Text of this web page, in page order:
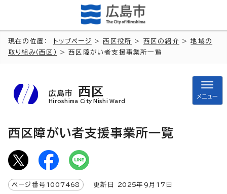
現在の位置： トップページ >西区役所 > 西区の紹介 >地域の
取り組み（西区）
> 西区障がい者支援事業所一覧
広島市 西区
Hiroshima City Nishi Ward
メニュー
西区障がい者支援事業所一覧
ページ番号 1007468 更新日 2025年9月 17 日